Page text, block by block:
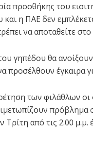
προσθήκης του
και η ΠΑΕ δεν
να αποταθείτε
γηπέδου θα
προσέλθουν έγκαιρα
των φιλάθλων
πρόβλημα
Τρίτη από τις 2.00